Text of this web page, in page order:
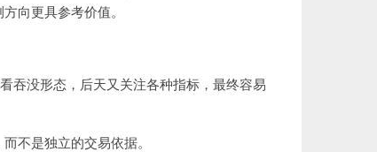
向更具参考价值。
吞没形态，后天又关注各种指标，最终容易
不是独立的交易依据。